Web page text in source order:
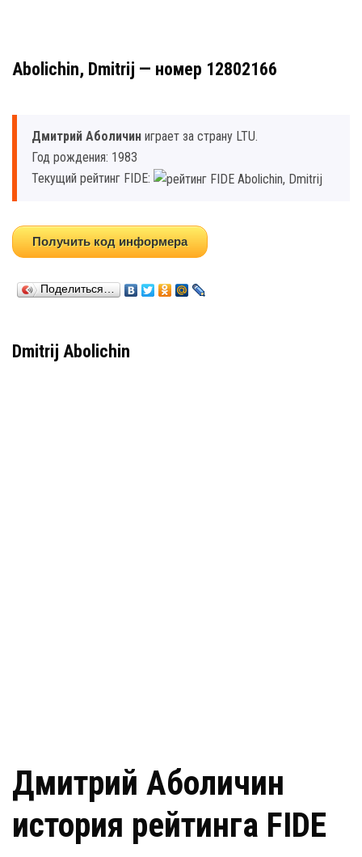
Abolichin, Dmitrij — номер 12802166
Дмитрий Аболичин играет за страну LTU.
Год рождения: 1983
Текущий рейтинг FIDE:
Получить код информера
Поделиться…
Dmitrij Abolichin
Дмитрий Аболичин
история рейтинга FIDE